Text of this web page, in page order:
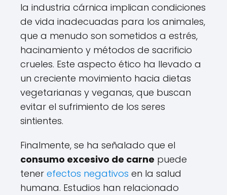
la industria cárnica implican condiciones
de vida inadecuadas para los animales,
que a menudo son sometidos a estrés,
hacinamiento y métodos de sacrificio
crueles. Este aspecto ético ha llevado a
un creciente movimiento hacia dietas
vegetarianas y veganas, que buscan
evitar el sufrimiento de los seres
sintientes.
Finalmente, se ha señalado que el
consumo excesivo de carne puede
tener efectos negativos en la salud
humana. Estudios han relacionado